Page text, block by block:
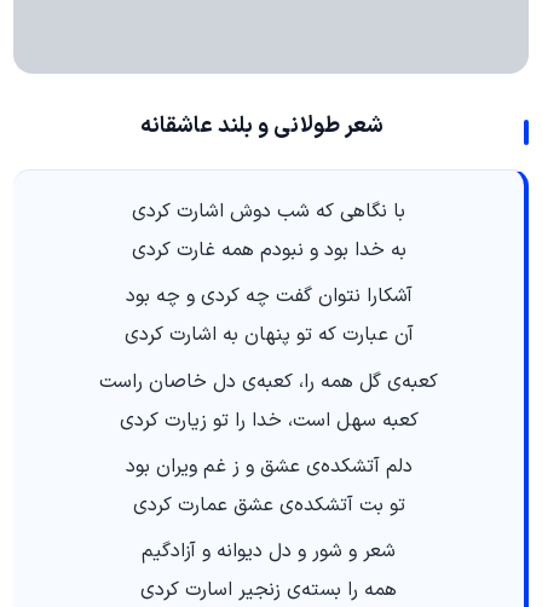
شعر طولانی و بلند عاشقانه
با نگاهی که شب دوش اشارت کردی
به خدا بود و نبودم همه غارت کردی
آشکارا نتوان گفت چه کردی و چه بود
آن عبارت که تو پنهان به اشارت کردی
کعبه‌ی گل همه را، کعبه‌ی دل خاصان راست
کعبه سهل است، خدا را تو زیارت کردی
دلم آتشکده‌ی عشق و ز غم ویران بود
تو بت آتشکده‌ی عشق عمارت کردی
شعر و شور و دل دیوانه و آزادگیم
همه را بسته‌ی زنجیر اسارت کردی